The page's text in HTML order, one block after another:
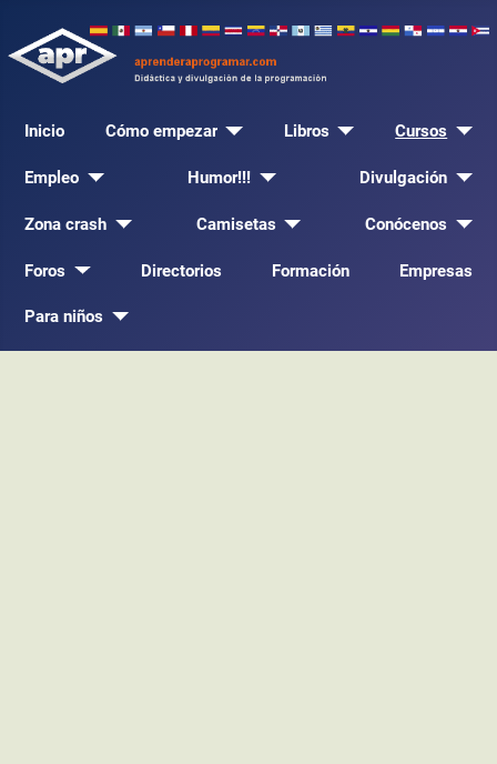
Inicio Cómo empezar Libros Cursos
Empleo Humor!!! Divulgación
Zona crash Camisetas Conócenos
Foros Directorios Formación Empresas
Para niños